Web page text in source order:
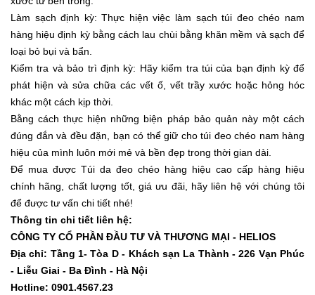
Làm sạch định kỳ: Thực hiện việc làm sạch túi đeo chéo nam
hàng hiệu định kỳ bằng cách lau chùi bằng khăn mềm và sạch để
loại bỏ bụi và bẩn.
Kiểm tra và bảo trì định kỳ: Hãy kiểm tra túi của bạn định kỳ để
phát hiện và sửa chữa các vết ố, vết trầy xước hoặc hỏng hóc
khác một cách kịp thời.
Bằng cách thực hiện những biện pháp bảo quản này một cách
đúng đắn và đều đặn, bạn có thể giữ cho túi đeo chéo nam hàng
hiệu của mình luôn mới mẻ và bền đẹp trong thời gian dài.
Để mua được Túi da đeo chéo hàng hiệu cao cấp hàng hiệu
chính hãng, chất lượng tốt, giá ưu đãi, hãy liên hệ với chúng tôi
để được tư vấn chi tiết nhé!
Thông tin chi tiết liên hệ:
CÔNG TY CỔ PHẦN ĐẦU TƯ VÀ THƯƠNG MẠI - HELIOS
Địa chỉ: Tầng 1- Tòa D - Khách sạn La Thành - 226 Vạn Phúc
- Liễu Giai - Ba Đình - Hà Nội
Hotline: 0901.4567.23